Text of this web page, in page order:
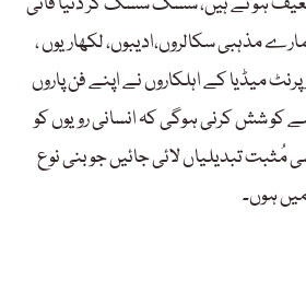
مذہبی سکالروں،ادیبوں، لکھاریوں ،
میڈیا کے اہلکاروں نے اپنے فن پاروں
کو شش کرنی ہوگی کہ انسانی رویوں کو
مُثبت تبدیلیاں لائی جائیں جو بنی نوع
میں ہوں۔